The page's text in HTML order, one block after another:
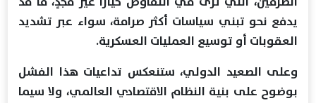
يدفع نحو تبني سياسات أكثر صرامة، سواء عبر تشديد
العقوبات أو توسيع العمليات العسكرية.
وعلى الصعيد الدولي، ستنعكس تداعيات هذا الفشل
بوضوح على بنية النظام الاقتصادي العالمي، ولا سيما